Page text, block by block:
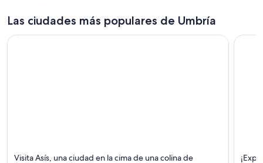
Las ciudades más populares de Umbría
Visita Asís, una ciudad en la cima de una colina de